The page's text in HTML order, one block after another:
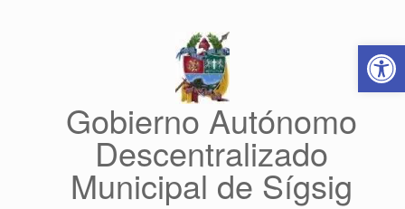
Abrir
Gobierno Autónomo
Descentralizado
Municipal de Sígsig